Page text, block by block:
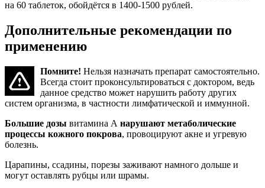
на 60 таблеток, обойдётся в 1400-1500 рублей.
Дополнительные рекомендации по
применению
Помните! Нельзя назначать препарат самостоятельно.
Всегда стоит проконсультироваться с доктором, ведь
данное средство может нарушить работу других
систем организма, в частности лимфатической и иммунной.
Большие дозы витамина А нарушают метаболические
процессы кожного покрова, провоцируют акне и угревую
болезнь.
Царапины, ссадины, порезы заживают намного дольше и
могут оставлять рубцы или шрамы.